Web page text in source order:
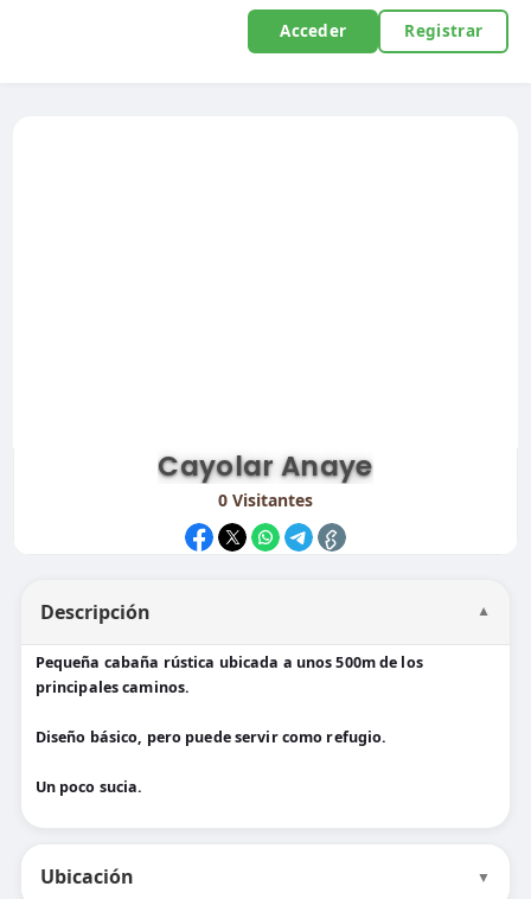
Acceder Registrar
Cayolar Anaye
0Visitantes
Descripción ▼
Pequeña cabaña rústica ubicada a unos 500m de los
principales caminos.
Diseño básico, pero puede servir como refugio.
Un poco sucia.
Ubicación ▼